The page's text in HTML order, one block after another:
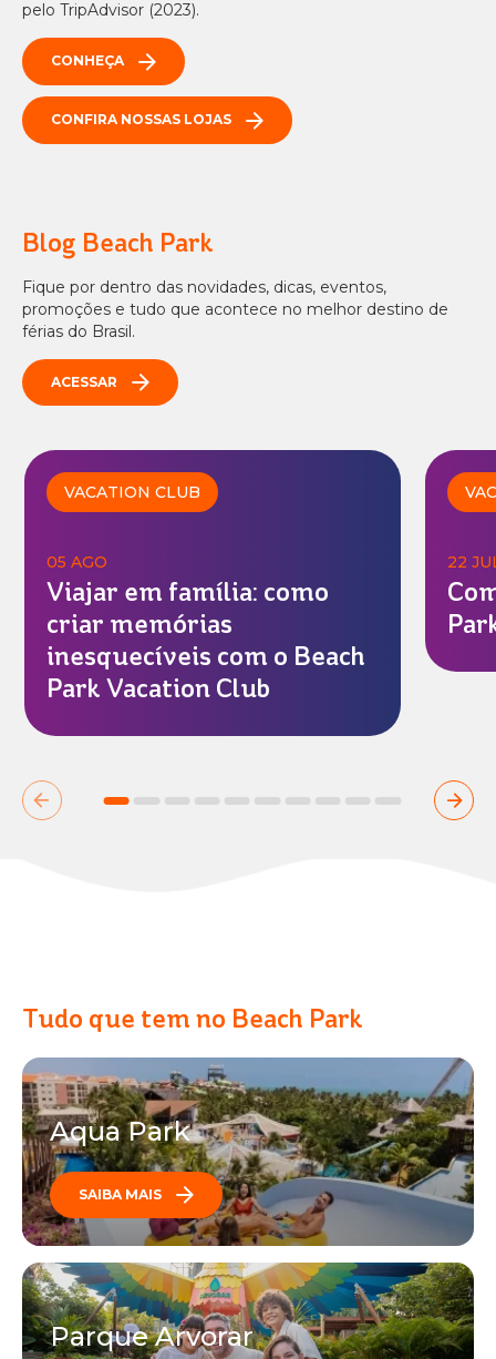
pelo TripAdvisor (2023).
CONHEÇA
CONFIRA NOSSAS LOJAS
Blog Beach Park
Fique por dentro das novidades, dicas, eventos,
promoções e tudo que acontece no melhor destino de
férias do Brasil.
ACESSAR
VACATION CLUB
05 AGO
Viajar em família: como
criar memórias
inesquecíveis com o Beach
Park Vacation Club
22
Tudo que tem no Beach Park
Aqua Park
SAIBA MAIS
Parque Arvorar